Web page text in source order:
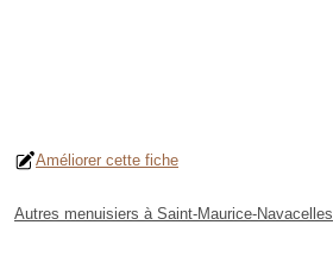
Améliorer cette fiche
Autres menuisiers à Saint-Maurice-Navacelles